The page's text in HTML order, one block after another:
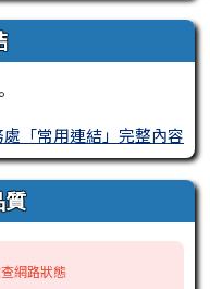
「常用連結」完整內容
網路狀態